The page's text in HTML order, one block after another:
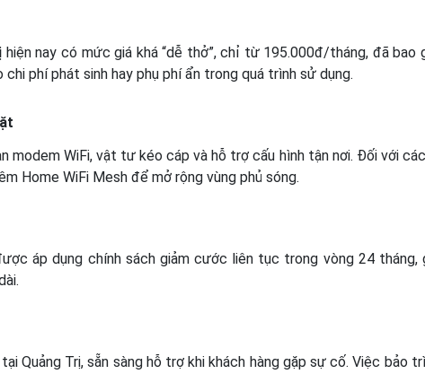
hiện nay có mức giá khá “dễ thở”, chỉ từ 195.000đ/tháng, đã bao
chi phí phát sinh hay phụ phí ẩn trong quá trình sử dụng.
modem WiFi, vật tư kéo cáp và hỗ trợ cấu hình tận nơi. Đối với
Home WiFi Mesh để mở rộng vùng phủ sóng.
áp dụng chính sách giảm cước liên tục trong vòng 24 tháng,
Quảng Trị, sẵn sàng hỗ trợ khi khách hàng gặp sự cố. Việc bảo